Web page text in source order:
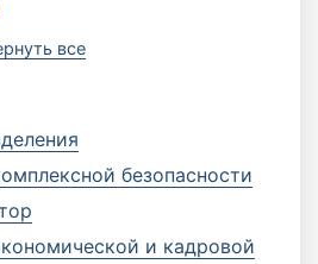
все
безопасности
и кадровой